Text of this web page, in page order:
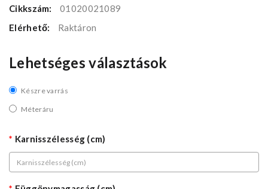
Cikkszám:
01020021089
Elérhető:
Raktáron
Lehetséges választások
Készre varrás
Méteráru
Karnisszélesség (cm)